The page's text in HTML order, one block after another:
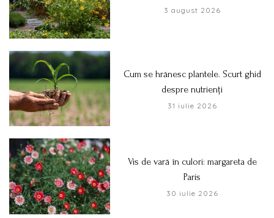
3 august 2026
Cum se hrănesc plantele. Scurt ghid
despre nutrienți
31 iulie 2026
Vis de vară în culori: margareta de
Paris
30 iulie 2026